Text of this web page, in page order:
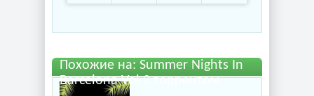
Похожие на: Summer Nights In
Barcelona Vol.2 торрентом